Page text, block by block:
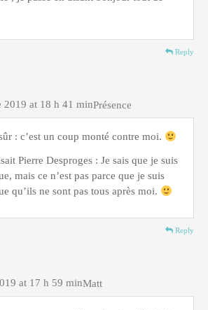
Reply
Présence
2019 at 18 h 41 min
: c’est un coup monté contre moi.
Pierre Desproges : Je sais que je suis
mais ce n’est pas parce que je suis
qu’ils ne sont pas tous après moi.
Reply
Matt
at 17 h 59 min